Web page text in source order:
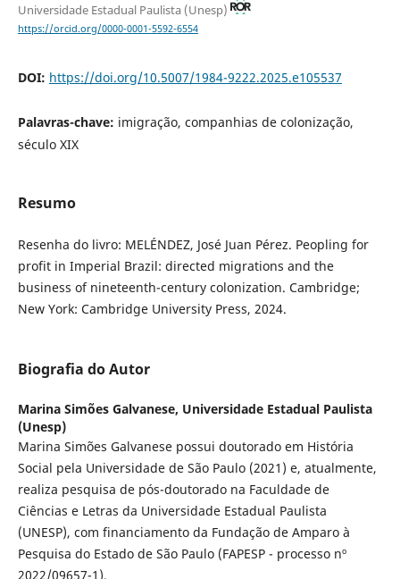
Universidade Estadual Paulista (Unesp)
https://orcid.org/0000-0001-5592-6554
DOI: https://doi.org/10.5007/1984-9222.2025.e105537
Palavras-chave: imigração, companhias de colonização,
século XIX
Resumo
Resenha do livro: MELÉNDEZ, José Juan Pérez. Peopling for
profit in Imperial Brazil: directed migrations and the
business of nineteenth-century colonization. Cambridge;
New York: Cambridge University Press, 2024.
Biografia do Autor
Marina Simões Galvanese, Universidade Estadual Paulista
(Unesp)
Marina Simões Galvanese possui doutorado em História
Social pela Universidade de São Paulo (2021) e, atualmente,
realiza pesquisa de pós-doutorado na Faculdade de
Ciências e Letras da Universidade Estadual Paulista
(UNESP), com financiamento da Fundação de Amparo à
Pesquisa do Estado de São Paulo (FAPESP - processo nº
2022/09657-1).